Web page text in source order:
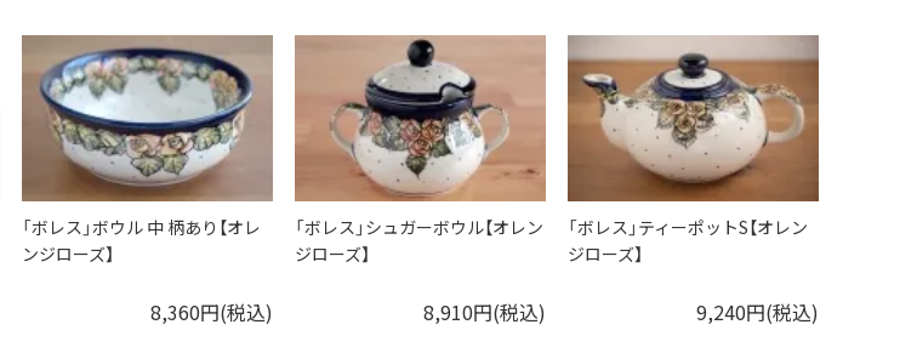
「ボレス」ボウル 中 柄あり【オレ
ンジローズ】
8,360円(税込)
「ボレス」シュガーボウル【オレン
ジローズ】
8,910円(税込)
「ボレス」ティーポットS【オレン
ジローズ】
9,240円(税込)